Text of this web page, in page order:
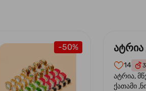
-50%
14 3
ატრია,
ქათამი